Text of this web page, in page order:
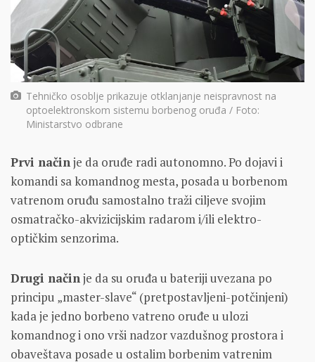
Tehničko osoblje prikazuje otklanjanje neispravnost na
optoelektronskom sistemu borbenog oruđa / Foto:
Ministarstvo odbrane
Prvi načinje da oruđe radi autonomno. Po dojavi i
komandi sa komandnog mesta, posada u borbenom
vatrenom oruđu samostalno traži ciljeve svojim
osmatračko-akvizicijskim radarom i/ili elektro-
optičkim senzorima.
Drugi načinje da su oruđa u bateriji uvezana po
principu „master-slave“ (pretpostavljeni-potčinjeni)
kada je jedno borbeno vatreno oruđe u ulozi
komandnog i ono vrši nadzor vazdušnog prostora i
obaveštava posade u ostalim borbenim vatrenim